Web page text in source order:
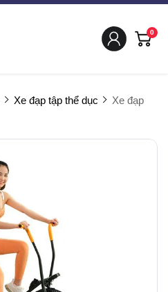
0
Xe đạp tập thể dục
Xe đạp